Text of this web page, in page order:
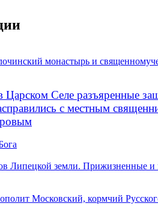
монастырь и
Царском Селе разъяренные
с местным
Липецкой земли. Прижизненные и
Московский, кормчий